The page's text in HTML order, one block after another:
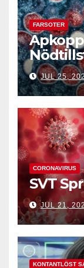
FARSOTER
JUL 25,
CORONAVIRUS
SVT
JUL 21,
KONTANTLÖST